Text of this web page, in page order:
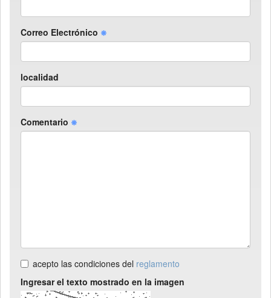
Correo Electrónico
localidad
Comentario
acepto las condiciones del reglamento
Ingresar el texto mostrado en la imagen